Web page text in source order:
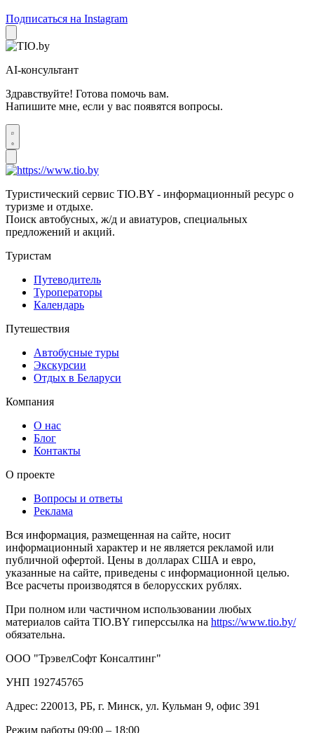
Подписаться на Instagram
AI-консультант
Здравствуйте! Готова помочь вам.
Напишите мне, если у вас появятся вопросы.
Туристический сервис TIO.BY - информационный ресурс о
туризме и отдыхе.
Поиск автобусных, ж/д и авиатуров, специальных
предложений и акций.
Туристам
Путеводитель
Туроператоры
Календарь
Путешествия
Автобусные туры
Экскурсии
Отдых в Беларуси
Компания
О нас
Блог
Контакты
О проекте
Вопросы и ответы
Реклама
Вся информация, размещенная на сайте, носит
информационный характер и не является рекламой или
публичной офертой. Цены в долларах США и евро,
указанные на сайте, приведены с информационной целью.
Все расчеты производятся в белорусских рублях.
При полном или частичном использовании любых
материалов сайта TIO.BY гиперссылка на https://www.tio.by/
обязательна.
ООО "ТрэвелСофт Консалтинг"
УНП 192745765
Адрес: 220013, РБ, г. Минск, ул. Кульман 9, офис 391
Режим работы 09:00 – 18:00